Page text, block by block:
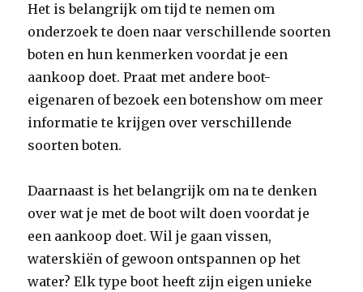
Het is belangrijk om tijd te nemen om
onderzoek te doen naar verschillende soorten
boten en hun kenmerken voordat je een
aankoop doet. Praat met andere boot-
eigenaren of bezoek een botenshow om meer
informatie te krijgen over verschillende
soorten boten.
Daarnaast is het belangrijk om na te denken
over wat je met de boot wilt doen voordat je
een aankoop doet. Wil je gaan vissen,
waterskiën of gewoon ontspannen op het
water? Elk type boot heeft zijn eigen unieke